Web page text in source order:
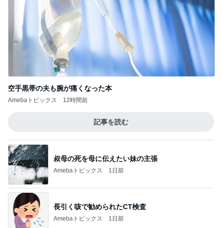
空手黒帯の夫も腕が痛くなった本
Amebaトピックス 12時間前
記事を読む
叔母の死を母に伝えたい妹の主張
Amebaトピックス 1日前
長引く咳で勧められたCT検査
Amebaトピックス 1日前